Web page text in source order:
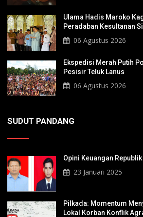
Ulama Hadis Maroko
Peradaban Kesultanan
Sultan Hingga Pendiri
06 Agustus 2026
Ekspedisi Merah Putih
Pesisir Teluk Lanus
06 Agustus 2026
SUDUT PANDANG
Opini Keuangan
23 Januari 2025
Pilkada: Momentum
Lokal Korban Konflik